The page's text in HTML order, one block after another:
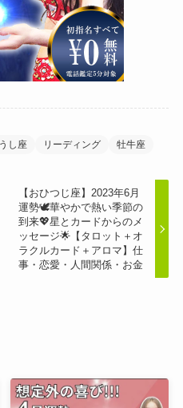
し座 リーディング 牡牛座
【おひつじ座】2023年6月
運勢🕊華やかで熱い季節の
到来💖星とカードからのメ
ッセージ🌟【タロット＋オ
ラクルカード＋アロマ】仕
事・恋愛・人間関係・お金